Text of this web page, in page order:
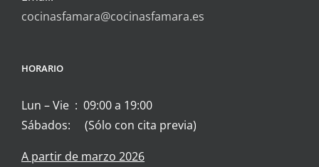
cocinasfamara@cocinasfamara.es
HORARIO
Lun – Vie : 09:00 a 19:00
Sábados: (Sólo con cita previa)
A partir de marzo 2026